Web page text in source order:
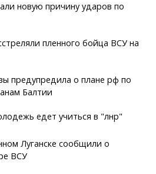
новую причину ударов по
пленного бойца ВСУ на
предупредила о плане рф по
Балтии
едет учиться в "лнр"
Луганске сообщили о
ВСУ